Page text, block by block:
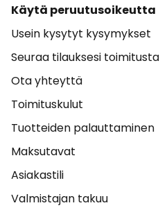
Käytä peruutusoikeutta
Usein kysytyt kysymykset
Seuraa tilauksesi toimitusta
Ota yhteyttä
Toimituskulut
Tuotteiden palauttaminen
Maksutavat
Asiakastili
Valmistajan takuu